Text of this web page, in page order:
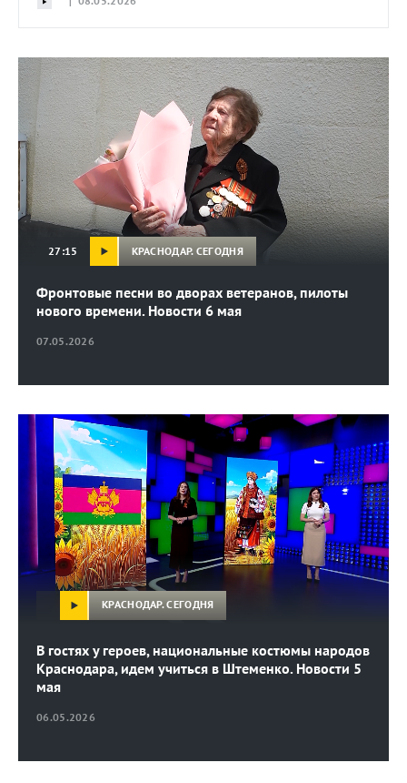
07.05.2026
Фронтовые песни во дворах ветеранов, пилоты
нового времени. Новости 6 мая
27:15 КРАСНОДАР. СЕГОДНЯ
06.05.2026
В гостях у героев, национальные костюмы народов
Краснодара, идем учиться в Штеменко. Новости 5
мая
КРАСНОДАР. СЕГОДНЯ